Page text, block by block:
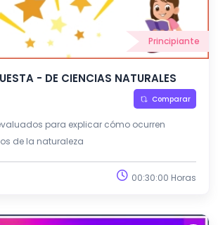
Principiante
- DE CIENCIAS NATURALES
Comparar
para explicar cómo ocurren
de la naturaleza
00:30:00 Horas